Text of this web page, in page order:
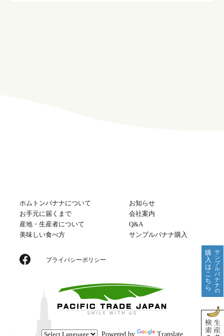
購
入
は
こ
ち
ら
サ
ン
プ
ル
バ
ナ
ナ
の
ホムトンバナナについて
お知らせ
お手元に届くまで
会社案内
産地・生産者について
Q&A
美味しい食べ方
サンプルバナナ購入
プライバシーポリシー
Powered by Translate